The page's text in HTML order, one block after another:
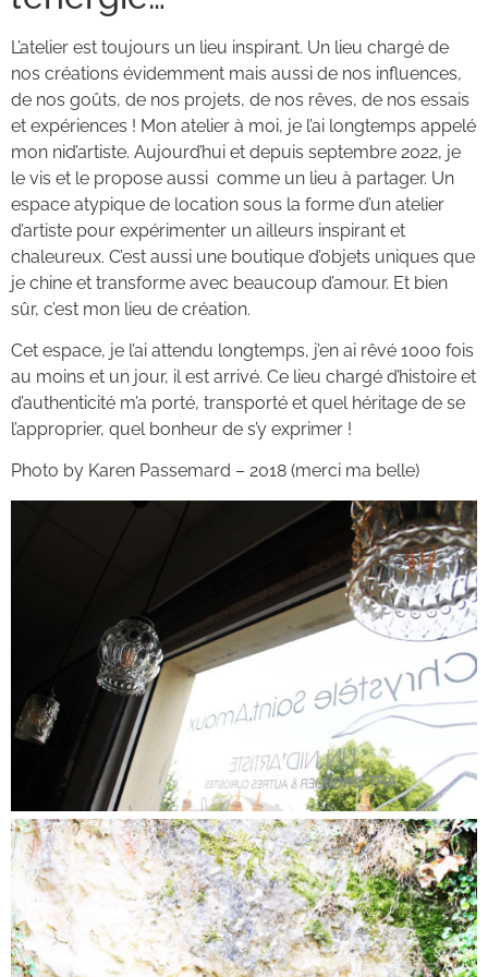
L’atelier est toujours un lieu inspirant. Un lieu chargé de
nos créations évidemment mais aussi de nos influences,
de nos goûts, de nos projets, de nos rêves, de nos essais
et expériences ! Mon atelier à moi, je l’ai longtemps appelé
mon nid’artiste. Aujourd’hui et depuis septembre 2022, je
le vis et le propose aussi comme un lieu à partager. Un
espace atypique de location sous la forme d’un atelier
d’artiste pour expérimenter un ailleurs inspirant et
chaleureux. C’est aussi une boutique d’objets uniques que
je chine et transforme avec beaucoup d’amour. Et bien
sûr, c’est mon lieu de création.
Cet espace, je l’ai attendu longtemps, j’en ai rêvé 1000 fois
au moins et un jour, il est arrivé. Ce lieu chargé d’histoire et
d’authenticité m’a porté, transporté et quel héritage de se
l’approprier, quel bonheur de s’y exprimer !
Photo by Karen Passemard – 2018 (merci ma belle)